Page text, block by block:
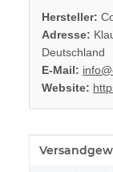
Hersteller:
Adresse:
Deutschland
E-Mail:
Website:
Wert